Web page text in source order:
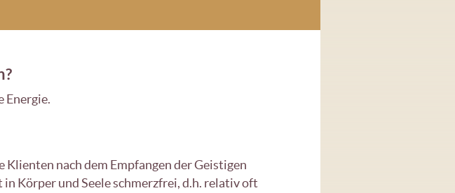
Energie.
nach dem Empfangen der Geistigen
Körper und Seele schmerzfrei, d.h. relativ oft